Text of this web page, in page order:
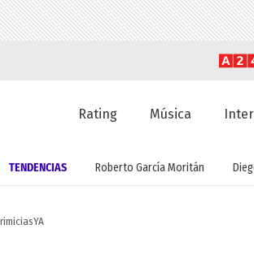
Rating Música
TENDENCIAS Roberto García Moritán